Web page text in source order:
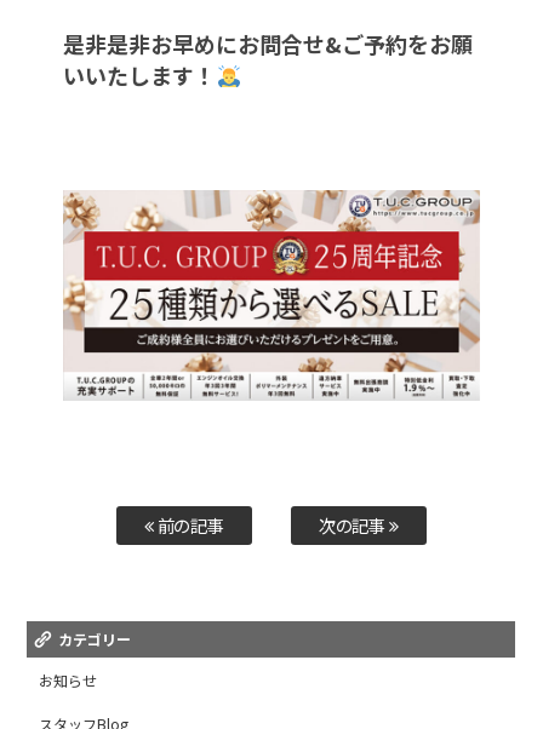
是非是非お早めにお問合せ&ご予約をお願
いいたします！
前の記事 次の記事
カテゴリー
お知らせ
スタッフBlog